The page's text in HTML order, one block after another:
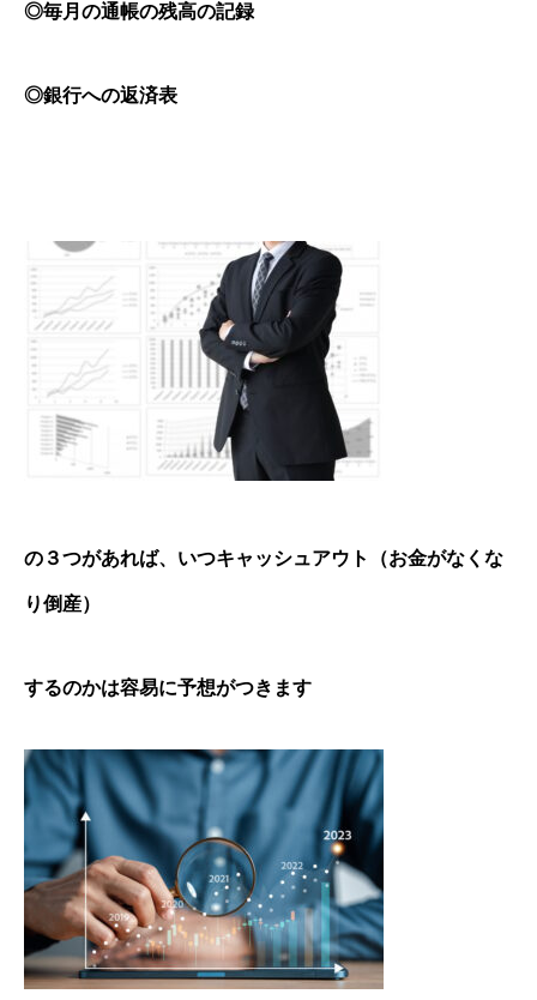
◎毎月の通帳の残高の記録
◎銀行への返済表
の３つがあれば、いつキャッシュアウト（お金がなくな
り倒産）
するのかは容易に予想がつきます